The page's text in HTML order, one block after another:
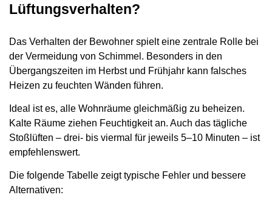
Lüftungsverhalten?
Das Verhalten der Bewohner spielt eine zentrale Rolle bei
der Vermeidung von Schimmel. Besonders in den
Übergangszeiten im Herbst und Frühjahr kann falsches
Heizen zu feuchten Wänden führen.
Ideal ist es, alle Wohnräume gleichmäßig zu beheizen.
Kalte Räume ziehen Feuchtigkeit an. Auch das tägliche
Stoßlüften – drei- bis viermal für jeweils 5–10 Minuten – ist
empfehlenswert.
Die folgende Tabelle zeigt typische Fehler und bessere
Alternativen: